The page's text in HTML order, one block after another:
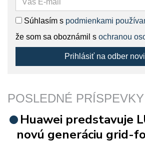
Súhlasím s podmienkami
že som sa oboznámil s ochranou
Prihlásiť na odber
POSLEDNÉ PRÍSPEVKY
Huawei predstavuje
novú generáciu grid-